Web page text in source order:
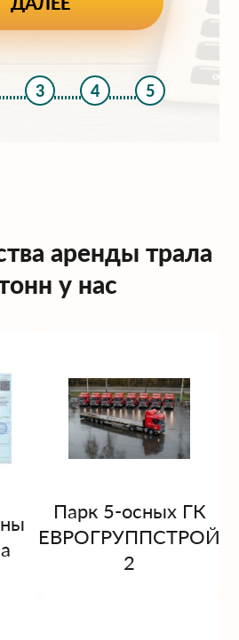
3 4 5
аренды трала
у нас
Парк 5-осных ГК
ЕВРОГРУППСТРОЙ
2